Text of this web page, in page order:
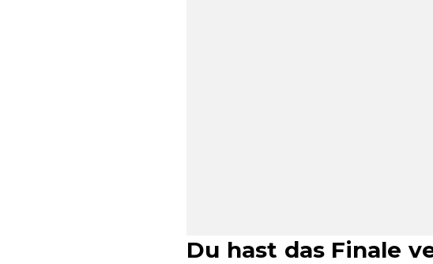
Du hast das Finale